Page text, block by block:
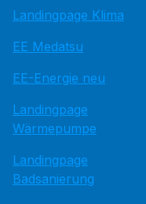
Landingpage Klima
EE Medatsu
EE-Energie neu
Landingpage
Wärmepumpe
Landingpage
Badsanierung